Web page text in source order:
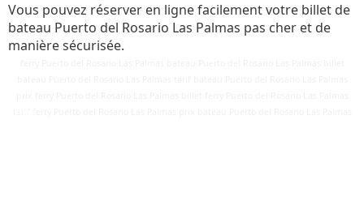
Vous pouvez réserver en ligne facilement votre billet de
bateau Puerto del Rosario Las Palmas pas cher et de
manière sécurisée.